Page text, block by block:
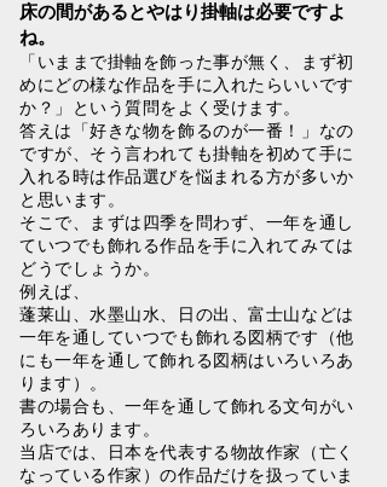
床の間があるとやはり掛軸は必要ですよ
ね。
「いままで掛軸を飾った事が無く、まず初
めにどの様な作品を手に入れたらいいです
か？」という質問をよく受けます。
答えは「好きな物を飾るのが一番！」なの
ですが、そう言われても掛軸を初めて手に
入れる時は作品選びを悩まれる方が多いか
と思います。
そこで、まずは四季を問わず、一年を通し
ていつでも飾れる作品を手に入れてみては
どうでしょうか。
例えば、
蓬莱山、水墨山水、日の出、富士山などは
一年を通していつでも飾れる図柄です（他
にも一年を通して飾れる図柄はいろいろあ
ります）。
書の場合も、一年を通して飾れる文句がい
ろいろあります。
当店では、日本を代表する物故作家（亡く
なっている作家）の作品だけを扱っていま